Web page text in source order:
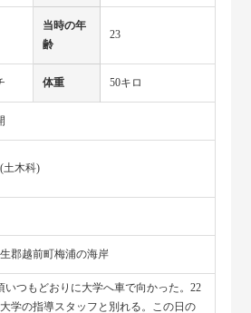
当時の年
齢
23
体重 50キロ
土木科)
郡越前町梅浦の海岸
いつもどおりに大学へ車で向かった。22
学の指導スタッフと別れる。この日の